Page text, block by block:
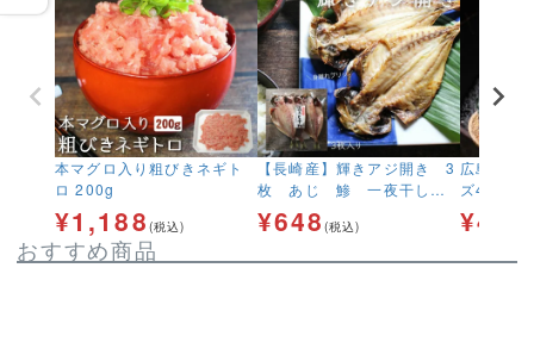
本マグロ入り粗びきネギト
ロ 200g
¥1,188 (税込)
【長崎産】輝きアジ開き 3
枚 あじ 鯵 一夜干し
干物 冷凍
¥648(税込)
広島産 む
ズ40粒前
無料 加
キ
¥
おすすめ商品